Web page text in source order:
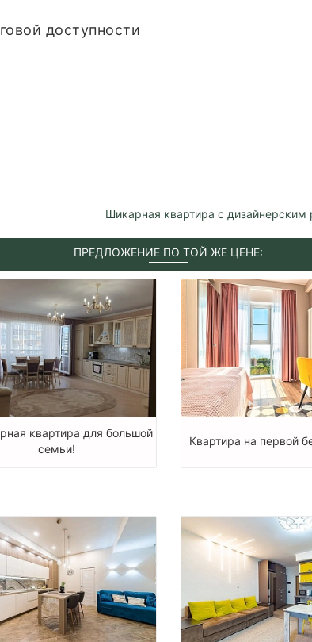
доступности
Шикарная квартира с дизайнерским
ПРЕДЛОЖЕНИЕ ПО ТОЙ ЖЕ ЦЕНЕ:
квартира для большой
семьи!
Квартира на первой